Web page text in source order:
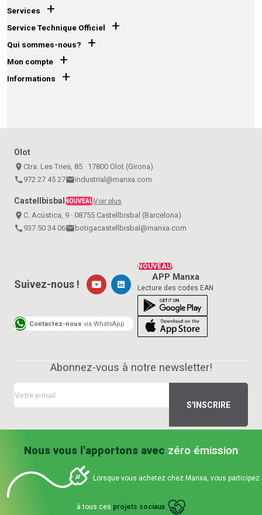
Services +
Service Technique Officiel +
Qui sommes-nous? +
Mon compte +
Informations +
Olot
place Ctra. Les Tries, 85 · 17800 Olot (Girona)
call 972 27 45 27emailindustrial@manxa.com
Castellbisbal NOUVEAUVoir plus
place C. Acústica, 9 · 08755 Castellbisbal (Barcelona)
call 937 50 34 06email botigacastellbisbal@manxa.com
NOUVEAU!
APP Manxa
Lecture des codes EAN
Suivez-nous !
Contactez-nous via WhatsApp
Abonnez-vous à notre newsletter!
Nous vous l'apportons avec zéro émission
Lorsque vous achetez chez Manxa, vous participez
à tous ces projets sociaux